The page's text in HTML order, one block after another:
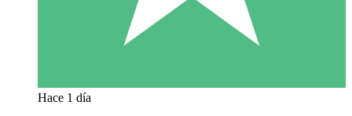
Hace 1 día